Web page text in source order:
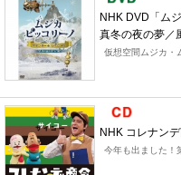
NHK DVD「ム
真冬の夜の夢／
仮想空間ムジカ・
NHK コレナン
今年も出ました！